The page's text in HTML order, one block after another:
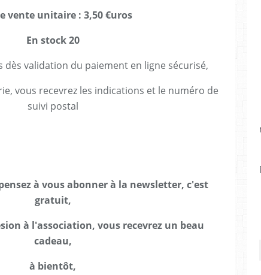
vente unitaire : 3,50 €uros
En stock 20
dès validation du paiement en ligne sécurisé,
vous recevrez les indications et le numéro de
suivi postal
à vous abonner à la newsletter, c'est
gratuit,
à l'association, vous recevrez un beau
cadeau,
à bientôt,